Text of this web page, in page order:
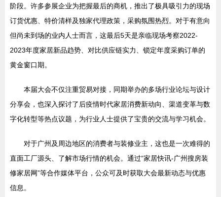
阶段。许多参展企业为把握最后的商机，推出了极具吸引力的现场
订货优惠、特价清样及独家代理政策，采购氛围热烈。对于有意向
但尚未到场的业内人士而言，这最后5天是亲临现场考察2022-
2023年度家居新品趋势、对比供应链实力、锁定年度采购订单的
黄金窗口期。
本届大会不仅注重贸易对接，同期举办的多场行业论坛与设计
分享会，也深入探讨了后疫情时代家居消费新动向、渠道变革与数
字化转型等热点议题，为行业人士提供了宝贵的交流与学习机会。
对于广州及周边地区的消费者与装修业主，这也是一次难得的
直面工厂源头、了解市场行情的机会。通过“家居快讯-广州搜房装
修家居网”等合作媒体平台，公众可及时获取大会最新动态与优惠
信息。